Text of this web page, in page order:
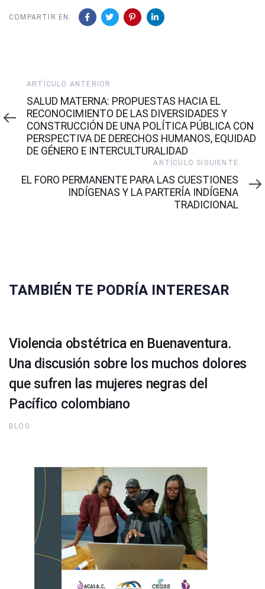
COMPARTIR EN:
Artículo
Anterior
ARTÍCULO ANTERIOR
SALUD MATERNA: PROPUESTAS HACIA EL
RECONOCIMIENTO DE LAS DIVERSIDADES Y
CONSTRUCCIÓN DE UNA POLÍTICA PÚBLICA CON
PERSPECTIVA DE DERECHOS HUMANOS, EQUIDAD
DE GÉNERO E INTERCULTURALIDAD
Siguiente
ARTÍCULO SIGUIENTE
EL FORO PERMANENTE PARA LAS CUESTIONES
INDÍGENAS Y LA PARTERÍA INDÍGENA
TRADICIONAL
TAMBIÉN TE PODRÍA INTERESAR
Violencia obstétrica en Buenaventura.
Una discusión sobre los muchos dolores
que sufren las mujeres negras del
Pacífico colombiano
BLOG